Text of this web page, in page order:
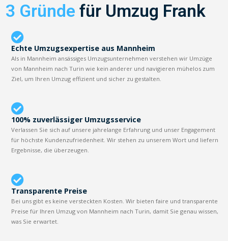
3 Gründe für Umzug Frank
Echte Umzugsexpertise aus Mannheim
Als in Mannheim ansässiges Umzugsunternehmen verstehen wir Umzüge
von Mannheim nach Turin wie kein anderer und navigieren mühelos zum
Ziel, um Ihren Umzug effizient und sicher zu gestalten.
100% zuverlässiger Umzugsservice
Verlassen Sie sich auf unsere jahrelange Erfahrung und unser Engagement
für höchste Kundenzufriedenheit. Wir stehen zu unserem Wort und liefern
Ergebnisse, die überzeugen.
Transparente Preise
Bei uns gibt es keine versteckten Kosten. Wir bieten faire und transparente
Preise für Ihren Umzug von Mannheim nach Turin, damit Sie genau wissen,
was Sie erwartet.